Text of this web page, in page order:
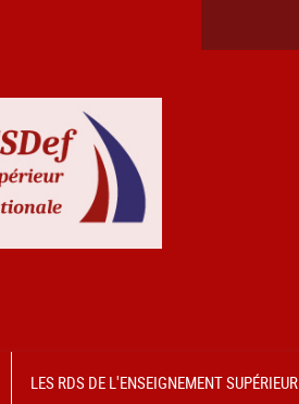
LES RDS DE L'ENSEIGNEMENT SUPÉRIEUR